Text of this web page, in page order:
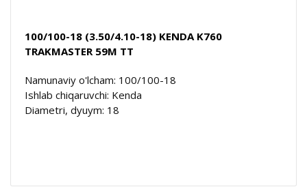
100/100-18 (3.50/4.10-18) KENDA K760
TRAKMASTER 59M TT
Namunaviy o'lcham: 100/100-18
Ishlab chiqaruvchi: Kenda
Diametri, dyuym: 18